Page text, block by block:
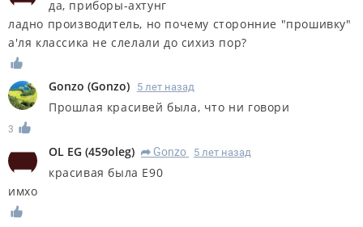
да, приборы-ахтунг
ладно производитель, но почему сторонние "прошивку"
а'ля классика не слелали до сихиз пор?
Gonzo (Gonzo) 5 лет назад
Прошлая красивей была, что ни говори
3
OL EG (459oleg) R Gonzo 5 лет назад
красивая была Е90
имхо